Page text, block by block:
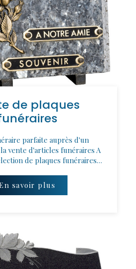
de plaques
parfaite auprès d'un
vente d'articles funéraires A
de plaques funéraires…
savoir plus